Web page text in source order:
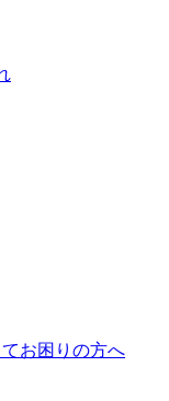
お困りの方へ